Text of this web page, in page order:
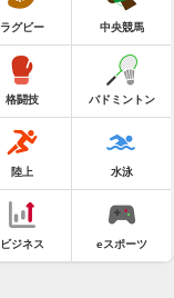
ラグビー 中央競馬
格闘技 バドミントン
陸上 水泳
ビジネス eスポーツ